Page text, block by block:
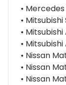
• Mercedes
• Mitsubishi
• Mitsubishi
• Mitsubishi
• Nissan
• Nissan
• Nissan